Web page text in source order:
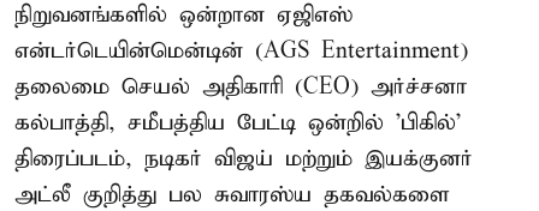
நிறுவனங்களில் ஒன்றான ஏஜிஎஸ்
என்டர்டெயின்மென்டின் (AGS Entertainment)
தலைமை செயல் அதிகாரி (CEO) அர்ச்சனா
கல்பாத்தி, சமீபத்திய பேட்டி ஒன்றில் 'பிகில்'
திரைப்படம், நடிகர் விஜய் மற்றும் இயக்குனர்
அட்லீ குறித்து பல சுவாரஸ்ய தகவல்களை